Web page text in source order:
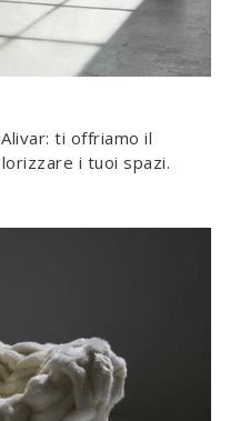
ti offriamo il
i tuoi spazi.